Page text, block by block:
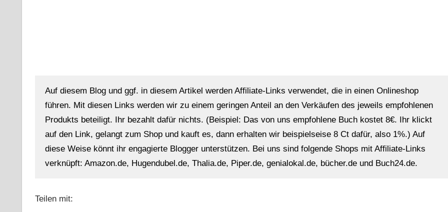
Auf diesem Blog und ggf. in diesem Artikel werden Affiliate-Links verwendet, die in einen Onlineshop
führen. Mit diesen Links werden wir zu einem geringen Anteil an den Verkäufen des jeweils empfohlenen
Produkts beteiligt. Ihr bezahlt dafür nichts. (Beispiel: Das von uns empfohlene Buch kostet 8€. Ihr klickt
auf den Link, gelangt zum Shop und kauft es, dann erhalten wir beispielseise 8 Ct dafür, also 1%.) Auf
diese Weise könnt ihr engagierte Blogger unterstützen. Bei uns sind folgende Shops mit Affiliate-Links
verknüpft: Amazon.de, Hugendubel.de, Thalia.de, Piper.de, genialokal.de, bücher.de und Buch24.de.
Teilen mit: